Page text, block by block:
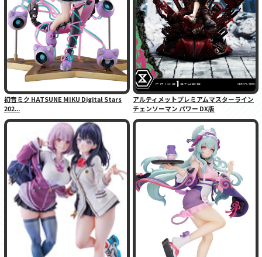
初音ミク HATSUNE MIKU Digital Stars
202...
アルティメットプレミアムマスターライン
チェンソーマン パワー DX版